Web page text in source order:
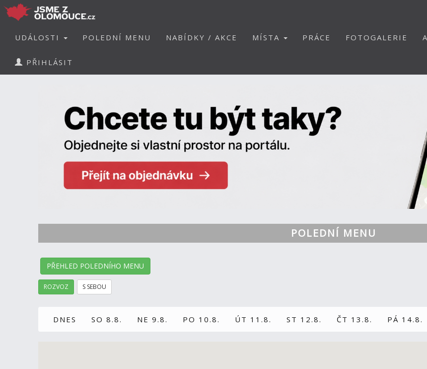
UDÁLOSTI POLEDNÍ MENU NABÍDKY / AKCE MÍSTA PRÁCE FOTOGALERIE
PŘIHLÁSIT
POLEDNÍ MENU
PŘEHLED POLEDNÍHO MENU
ROZVOZ S SEBOU
DNES SO 8.8. NE 9.8. PO 10.8. ÚT 11.8. ST 12.8. ČT 13.8. PÁ 14.8.